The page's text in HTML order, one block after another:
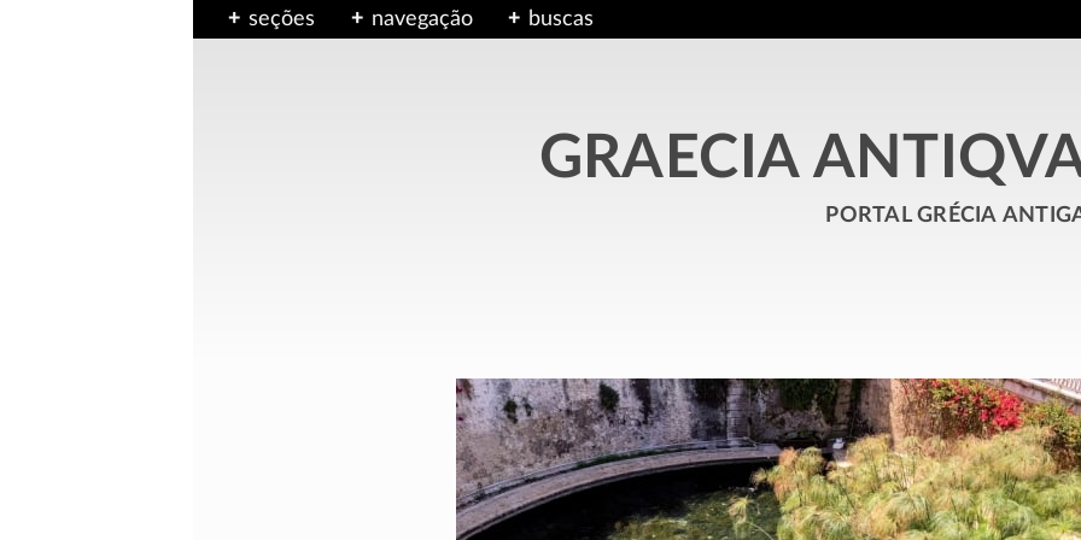
seções navegação buscas
GRAECIA
portal grécia